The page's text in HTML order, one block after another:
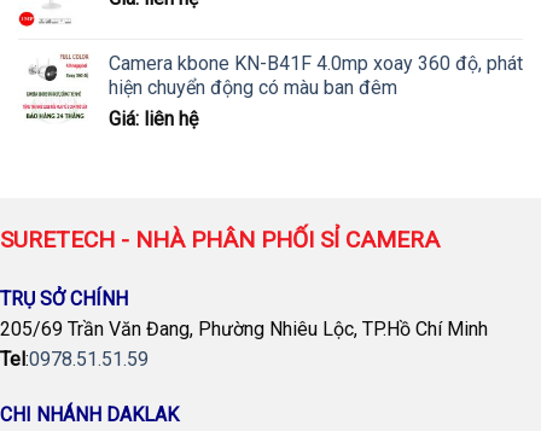
Camera kbone KN-B41F 4.0mp xoay 360 độ, phát
hiện chuyển động có màu ban đêm
Giá: liên hệ
SURETECH - NHÀ PHÂN PHỐI SỈ CAMERA
TRỤ SỞ CHÍNH
205/69 Trần Văn Đang, Phường Nhiêu Lộc, TP.Hồ Chí Minh
Tel:0978.51.51.59
CHI NHÁNH DAKLAK